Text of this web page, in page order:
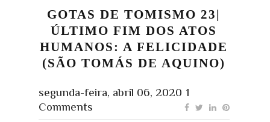
GOTAS DE TOMISMO 23|
ÚLTIMO FIM DOS ATOS
HUMANOS: A FELICIDADE
(SÃO TOMÁS DE AQUINO)
segunda-feira, abril 06, 2020 1
Comments